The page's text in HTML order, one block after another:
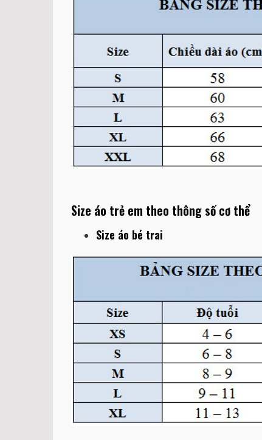
Size áo trẻ em theo thông số cơ thể
Size áo bé trai